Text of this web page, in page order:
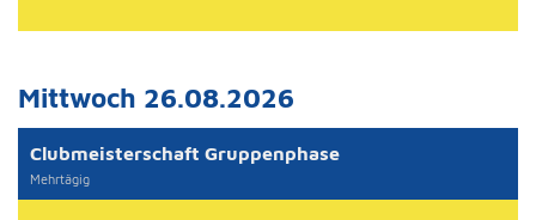
Mittwoch 26.08.2026
Clubmeisterschaft Gruppenphase
Mehrtägig